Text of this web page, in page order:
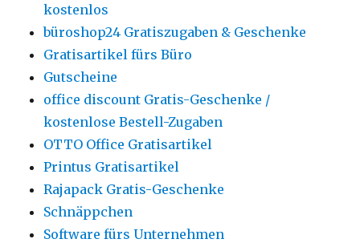
kostenlos
büroshop24 Gratiszugaben & Geschenke
Gratisartikel fürs Büro
Gutscheine
office discount Gratis-Geschenke /
kostenlose Bestell-Zugaben
OTTO Office Gratisartikel
Printus Gratisartikel
Rajapack Gratis-Geschenke
Schnäppchen
Software fürs Unternehmen